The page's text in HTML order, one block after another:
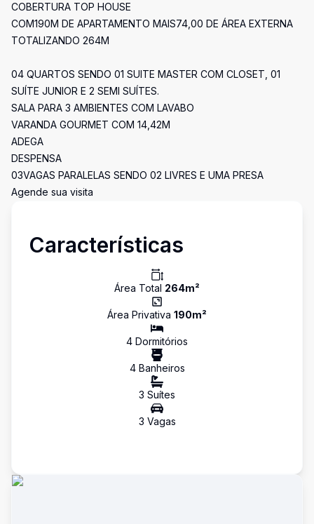
COBERTURA TOP HOUSE
COM190M DE APARTAMENTO MAIS74,00 DE ÁREA EXTERNA
TOTALIZANDO 264M
04 QUARTOS SENDO 01 SUITE MASTER COM CLOSET, 01
SUÍTE JUNIOR E 2 SEMI SUÍTES.
SALA PARA 3 AMBIENTES COM LAVABO
VARANDA GOURMET COM 14,42M
ADEGA
DESPENSA
03VAGAS PARALELAS SENDO 02 LIVRES E UMA PRESA
Agende sua visita
Características
Área Total 264m²
Área Privativa 190m²
4 Dormitórios
4Banheiros
3 Suítes
3 Vagas